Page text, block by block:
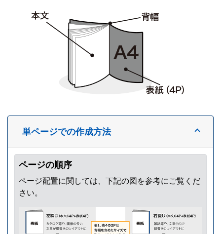
単ページでの作成方法
ページの順序
ページ配置に関しては、下記の図を参考にご覧くだ
さい。